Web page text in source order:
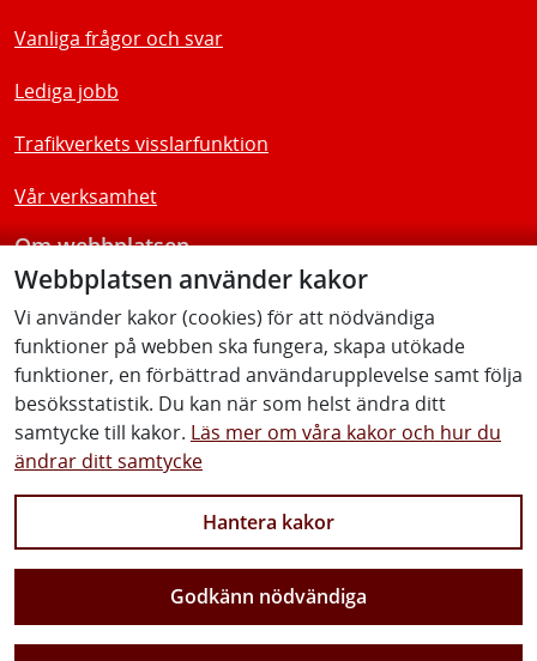
Webbplatsen använder kakor
Vi använder kakor (cookies) för att nödvändiga
funktioner på webben ska fungera, skapa utökade
funktioner, en förbättrad användarupplevelse samt följa
besöksstatistik. Du kan när som helst ändra ditt
samtycke till kakor. Läs mer om våra kakor och hur du
ändrar ditt samtycke
Hantera kakor
Godkänn nödvändiga
Vi gör Sverige närmare
Vanliga frågor och svar
Lediga jobb
Trafikverkets visslarfunktion
Vår verksamhet
Om webbplatsen
Tillgänglighetsredogörelse
Följ oss
Facebook Youtube